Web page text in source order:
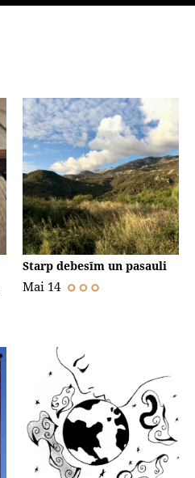
Starp debesīm un pasauli
Mai 14